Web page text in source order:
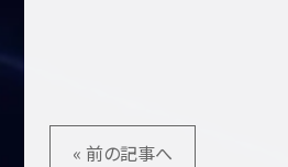
« 前の記事へ